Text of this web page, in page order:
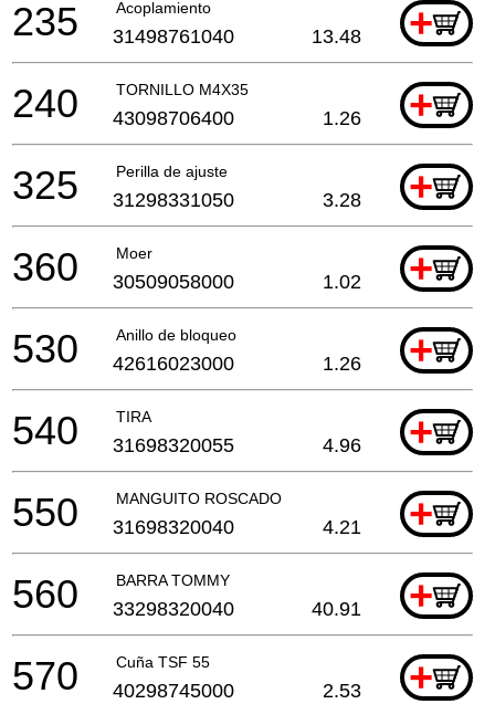
Acoplamiento +
235 31498761040 13.48
TORNILLO M4X35 +
240 43098706400 1.26
Perilla de ajuste +
325 31298331050 3.28
Moer +
360 30509058000 1.02
Anillo de bloqueo +
530 42616023000 1.26
TIRA +
540 31698320055 4.96
MANGUITO ROSCADO +
550 31698320040 4.21
BARRA TOMMY +
560 33298320040 40.91
Cuña TSF 55 +
570 40298745000 2.53